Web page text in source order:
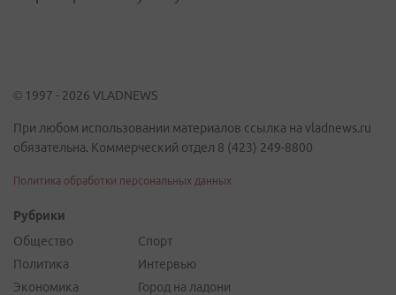
© 1997 - 2026 VLADNEWS
При любом использовании материалов ссылка на vladnews.ru
обязательна. Коммерческий отдел 8 (423) 249-8800
Политика обработки персональных данных
Рубрики
Общество
Политика
Экономика
Спорт
Интервью
Город на ладони